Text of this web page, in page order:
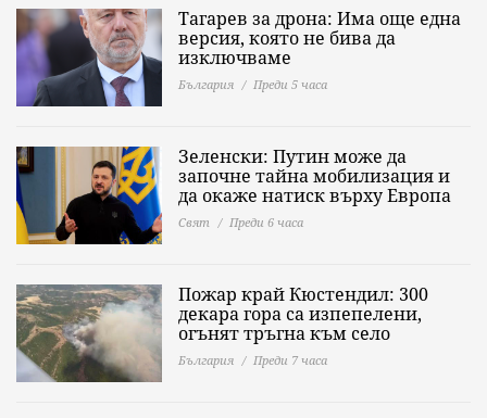
Тагарев за дрона: Има още една
версия, която не бива да
изключваме
България Преди 5 часа
Зеленски: Путин може да
започне тайна мобилизация и
да окаже натиск върху Европа
Свят Преди 6 часа
Пожар край Кюстендил: 300
декара гора са изпепелени,
огънят тръгна към село
България Преди 7 часа